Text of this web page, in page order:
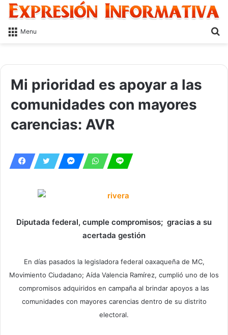
Menu
Mi prioridad es apoyar a las
comunidades con mayores
carencias: AVR
Diputada federal, cumple compromisos; gracias a su
acertada gestión
En días pasados la legisladora federal oaxaqueña de MC,
Movimiento Ciudadano; Aída Valencia Ramírez, cumplió uno de los
compromisos adquiridos en campaña al brindar apoyos a las
comunidades con mayores carencias dentro de su distrito
electoral.